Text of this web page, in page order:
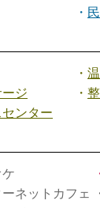
・
・
ジ ・
ンター
ケ
ーネットカフェ